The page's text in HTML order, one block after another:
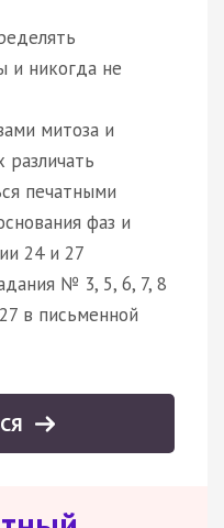
и никогда не
митоза и
различать
печатными
фаз и
24 и 27
№ 3, 5, 6, 7, 8
в письменной